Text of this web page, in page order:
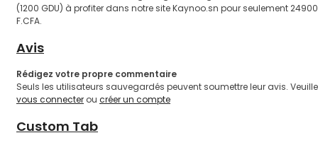
(1200 GDU) à profiter dans notre site Kaynoo.sn pour seulement 24900
F.CFA.
Avis
Rédigez votre propre commentaire
Seuls les utilisateurs sauvegardés peuvent soumettre leur avis.
vous connecter ou créer un compte
Custom Tab